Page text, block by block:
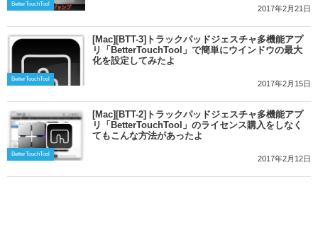
BetterTouchTool
2017年2月21日
BetterTouchTool
[Mac][BTT-3]トラックパッドジェスチャ多機能アプ
リ「BetterTouchTool」で簡単にウインドウの最大
化を設定してみたよ
2017年2月15日
BetterTouchTool
[Mac][BTT-2]トラックパッドジェスチャ多機能アプ
リ「BetterTouchTool」のライセンス購入をしなく
てもこんな方法があったよ
2017年2月12日